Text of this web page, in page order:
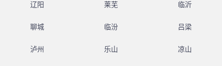
辽阳 莱芜 临沂
聊城 临汾 吕梁
泸州 乐山 凉山